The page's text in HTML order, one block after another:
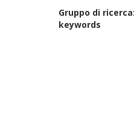
Gruppo di ricerca:
keywords